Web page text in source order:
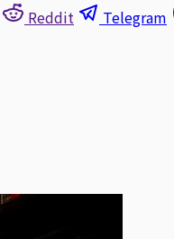
Reddit Telegram